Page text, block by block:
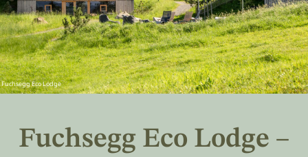
Eco Lodge
Fuchsegg Eco Lodge –